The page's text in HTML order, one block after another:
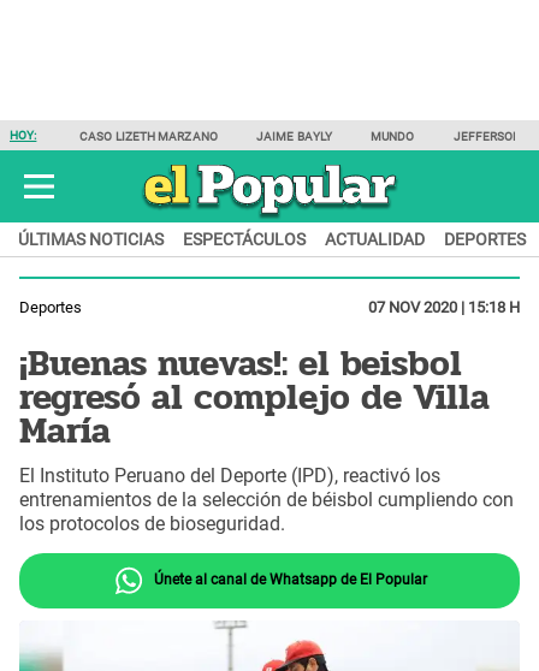
HOY: CASO LIZETH MARZANO JAIME BAYLY MUNDO JEFFERSON
ÚLTIMAS NOTICIAS ESPECTÁCULOS ACTUALIDAD DEPORTES
Deportes 07 NOV 2020 | 15:18 H
¡Buenas nuevas!: el beisbol
regresó al complejo de Villa
María
El Instituto Peruano del Deporte (IPD), reactivó los
entrenamientos de la selección de béisbol cumpliendo con
los protocolos de bioseguridad.
Únete al canal de Whatsapp de El Popular